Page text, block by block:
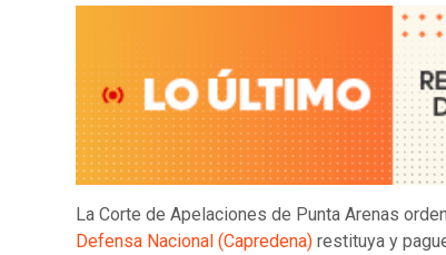
La Corte de Apelaciones de Punta Arenas
Defensa Nacional (Capredena) restituya y